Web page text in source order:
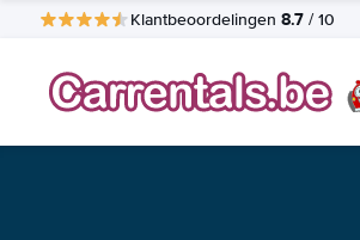
Klantbeoordelingen 8.7 / 10